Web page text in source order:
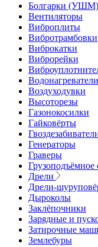
Болгарки (УШМ)
Вентиляторы
Виброплиты
Вибротрамбовки
Виброкатки
Виброрейки
Водонагреватели
Воздуходувки
Высоторезы
Газонокосилки
Гайковёрты
Генераторы
Граверы
Грузоподъёмное
Дрели
Дрели-
Дыроколы
Заклёпочники
Зарядные и
Затирочные
Землебуры